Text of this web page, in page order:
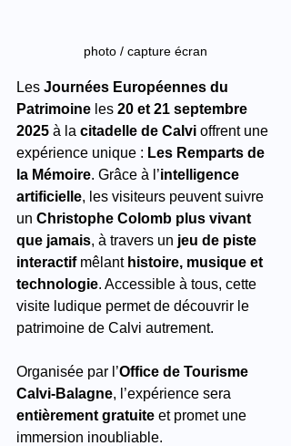
photo / capture écran
Les Journées Européennes du
Patrimoine les 20 et 21 septembre
2025 à la citadelle de Calvi offrent une
expérience unique : Les Remparts de
la Mémoire. Grâce à l’intelligence
artificielle, les visiteurs peuvent suivre
un Christophe Colomb plus vivant
que jamais, à travers un jeu de piste
interactif mêlant histoire, musique et
technologie. Accessible à tous, cette
visite ludique permet de découvrir le
patrimoine de Calvi autrement.
Organisée par l’Office de Tourisme
Calvi-Balagne, l’expérience sera
entièrement gratuite et promet une
immersion inoubliable.